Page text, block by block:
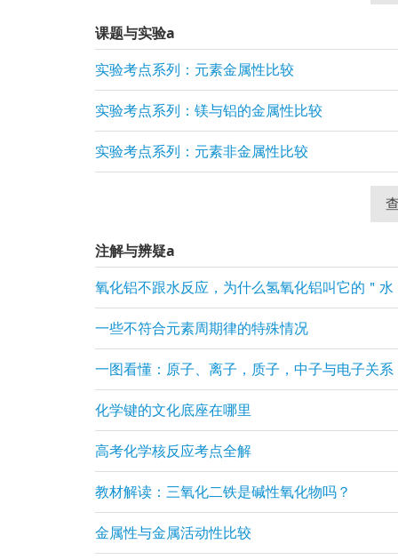
课题与实验a
实验考点系列：元素金属性比较
实验考点系列：镁与铝的金属性比较
实验考点系列：元素非金属性比较
注解与辨疑a
氧化铝不跟水反应，为什么氢氧化铝叫它的＂水
一些不符合元素周期律的特殊情况
一图看懂：原子、离子，质子，中子与电子关系
化学键的文化底座在哪里
高考化学核反应考点全解
教材解读：三氧化二铁是碱性氧化物吗？
金属性与金属活动性比较